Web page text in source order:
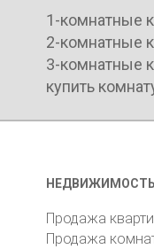
1-комнатные
2-комнатные
3-комнатные
купить
НЕДВИЖИМОСТЬ
Продажа
Продажа